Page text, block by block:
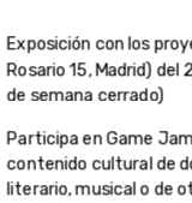
Exposición con los
Rosario 15, Madrid) del
de semana cerrado)
Participa en Game
contenido cultural de
literario, musical o de